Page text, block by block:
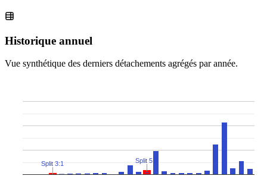
Historique annuel
Vue synthétique des derniers détachements agrégés par année.
Split 3:1 Split 5:1